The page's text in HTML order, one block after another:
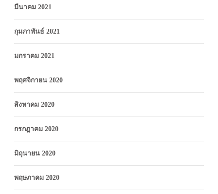
มีนาคม 2021
กุมภาพันธ์ 2021
มกราคม 2021
พฤศจิกายน 2020
สิงหาคม 2020
กรกฎาคม 2020
มิถุนายน 2020
พฤษภาคม 2020